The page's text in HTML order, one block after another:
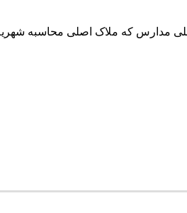
که ملاک اصلی محاسبه شهریه